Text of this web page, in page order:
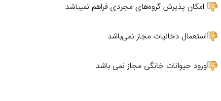
امکان پذیرش گروه‌های مجردی فراهم نمیباشد
استعمال دخانیات مجاز نمی‌باشد
ورود حیوانات خانگی مجاز نمی باشد